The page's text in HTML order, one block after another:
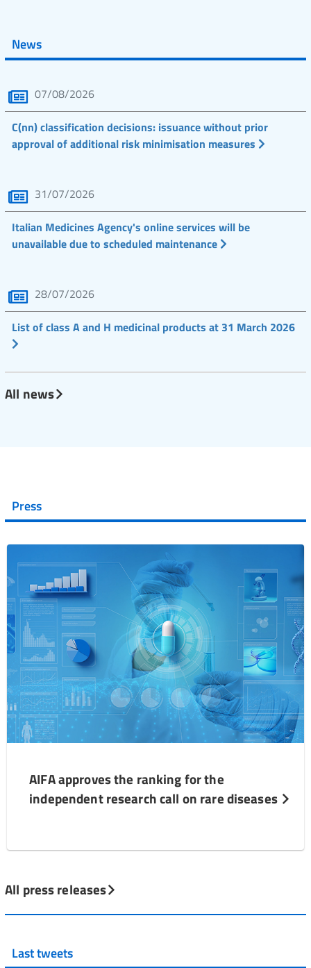
News
07/08/2026
C(nn) classification decisions: issuance without prior
approval of additional risk minimisation measures
31/07/2026
Italian Medicines Agency's online services will be
unavailable due to scheduled maintenance
28/07/2026
List of class A and H medicinal products at 31 March 2026
All news
Press
AIFA approves the ranking for the
independent research call on rare diseases
All press releases
Last tweets